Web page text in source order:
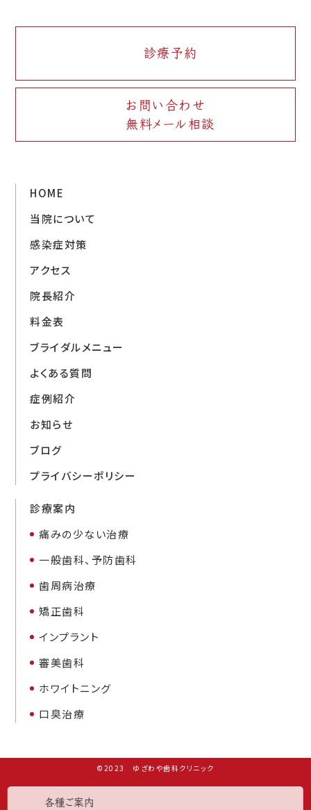
診療予約
お問い合わせ
無料メール相談
HOME
当院について
感染症対策
アクセス
院長紹介
料金表
ブライダルメニュー
よくある質問
症例紹介
お知らせ
ブログ
プライバシーポリシー
診療案内
痛みの少ない治療
一般歯科、予防歯科
歯周病治療
矯正歯科
インプラント
審美歯科
ホワイトニング
口臭治療
©2023 ゆざわや歯科クリニック
各種ご案内